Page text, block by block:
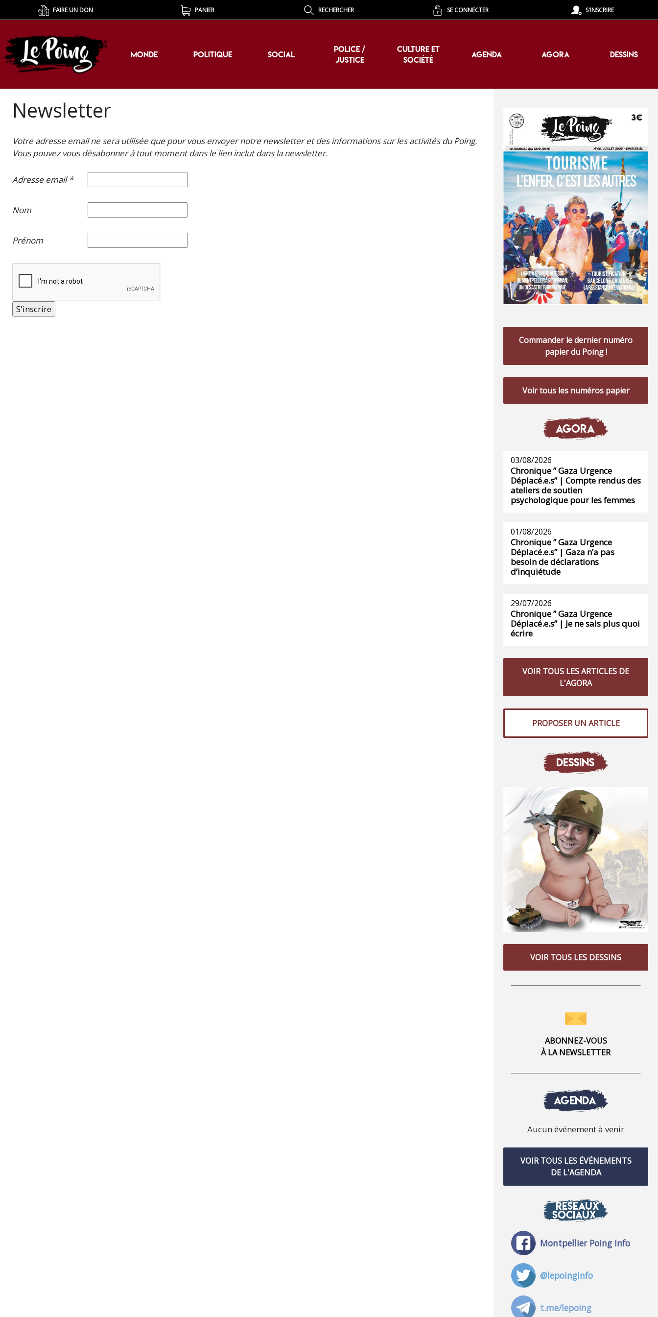
FAIRE UN DON PANIER RECHERCHER SE CONNECTER S'INSCRIRE
MONDE POLITIQUE SOCIAL
POLICE /
JUSTICE
CULTURE ET
SOCIÉTÉ
AGENDA AGORA DESSINS
MONDE POLITIQUE SOCIAL
POLICE /
JUSTICE
CULTURE ET
SOCIÉTÉ
AGENDA AGORA DESSINS
Newsletter
Votre adresse email ne sera utilisée que pour vous envoyer notre newsletter et des informations sur les activités du Poing.
Vous pouvez vous désabonner à tout moment dans le lien inclut dans la newsletter.
Adresse email *
Nom
Prénom
Commander le dernier numéro
papier du Poing !
Voir tous les numéros papier
AGORA
03/08/2026
Chronique ” Gaza Urgence
Déplacé.e.s” | Compte rendus des
ateliers de soutien
psychologique pour les femmes
01/08/2026
Chronique ” Gaza Urgence
Déplacé.e.s” | Gaza n’a pas
besoin de déclarations
d’inquiétude
29/07/2026
Chronique ” Gaza Urgence
Déplacé.e.s” | Je ne sais plus quoi
écrire
VOIR TOUS LES ARTICLES DE
L'AGORA
PROPOSER UN ARTICLE
DESSINS
VOIR TOUS LES DESSINS
ABONNEZ-VOUS
À LA NEWSLETTER
AGENDA
Aucun événement à venir
VOIR TOUS LES ÉVÉNEMENTS
DE L'AGENDA
RÉSEAUX
SOCIAUX
Montpellier Poing Info
@lepoinginfo
t.me/lepoing